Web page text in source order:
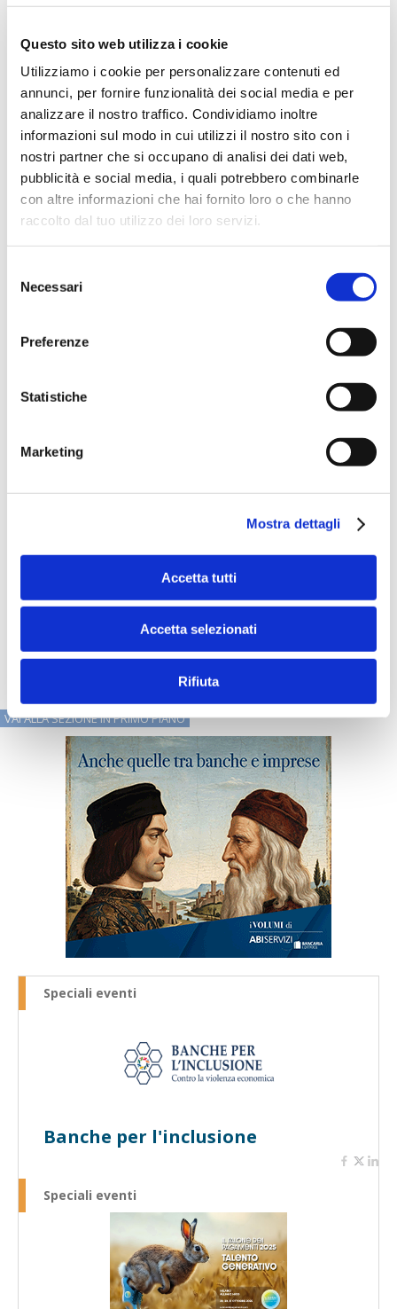
Questo sito web utilizza i cookie
Utilizziamo i cookie per personalizzare contenuti ed
annunci, per fornire funzionalità dei social media e per
analizzare il nostro traffico. Condividiamo inoltre
informazioni sul modo in cui utilizzi il nostro sito con i
nostri partner che si occupano di analisi dei dati web,
pubblicità e social media, i quali potrebbero combinarle
con altre informazioni che hai fornito loro o che hanno
raccolto dal tuo utilizzo dei loro servizi.
delNecessari
Preferenze
Statistiche
Marketing
Mostra dettagli
Accetta tutti
Accetta selezionati
Rifiuta
Parallelamente verrà ampliato anche il servizio Request to
pagamento della Pubblica Amministrazione, con
Un'evoluzione che conferma la volontà di presidiare
l'intera filiera delle infrastrutture digitali di pagamento.
Coopetition e innovazione collaborativa
"Assumere la gestione del nuovo sistema di
compensazione multilaterale significa presidiare
un'infrastruttura essenziale per la continuità operativa del
settore bancario", ha sottolineato Liliana Fratini Passi,
Direttore Generale di CBI, commentando i risultati. "In
i risultati ottenuti da servizi maturi come CBILL e dalle
iniziative in ambito open finance, tra cui il servizio CBI
Name Check confermano l'efficacia di una strategia
responsabile e apertura internazionale".
Nel corso dell'Assemblea è stata inoltre presentata la
Relazione di Impatto 2025, che documenta il percorso
avviato da CBI dopo l'adozione dello status di Società
L'obiettivo è rafforzare un modello di sviluppo orientato
generazione di valore condiviso per banche partecipanti,
stakeholder e sistema finanziario nel suo complesso.
e orientati agli impatti ESG.
VAI ALLA SEZIONE IN PRIMO PIANO
Speciali eventi
Banche per l'inclusione
Speciali eventi